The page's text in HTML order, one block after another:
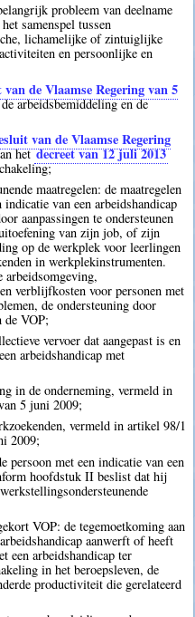
probleem van deelname
samenspel tussen
lichamelijke of zintuiglijke
en persoonlijke en
de Vlaamse Regering van 5
arbeidsbemiddeling en de
van de Vlaamse Regering
hetdecreet van 12 juli 2013
maatregelen: de maatregelen
van een arbeidshandicap
aanpassingen te ondersteunen
van zijn job, of zijn
op de werkplek voor leerlingen
in werkplekinstrumenten.
arbeidsomgeving,
verblijfkosten voor personen met
de ondersteuning door
de VOP;
vervoer dat aangepast is en
arbeidshandicap met
in de onderneming, vermeld in
5 juni 2009;
vermeld in artikel 98/1
2009;
persoon met een indicatie van een
hoofdstuk II beslist dat hij
VOP: de tegemoetkoming aan
aanwerft of heeft
een arbeidshandicap ter
in het beroepsleven, de
productiviteit die gerelateerd